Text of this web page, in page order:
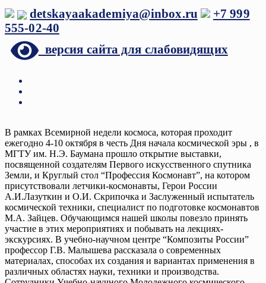
Перейти
к
содержимому
detskayaakademiya@inbox.ru
+7 999
555-02-40
версия сайта для слабовидящих
В рамках Всемирной недели космоса, которая проходит
ежегодно 4-10 октября в честь Дня начала космической эры , в
МГТУ им. Н.Э. Баумана прошло открытие выставки,
посвященной создателям Первого искусственного спутника
Земли, и Круглый стол “Профессия Космонавт”, на котором
присутствовали летчики-космонавты, Герои России
А.И.Лазуткин и О.И. Скрипочка и Заслуженный испытатель
космической техники, специалист по подготовке космонавтов
М.А. Зайцев. Обучающимся нашей школы повезло принять
участие в этих мероприятиях и побывать на лекциях-
экскурсиях. В учебно-научном центре “Композиты России”
профессор Г.В. Малышева рассказала о современных
материалах, способах их создания и вариантах применения в
различных областях науки, техники и производства.